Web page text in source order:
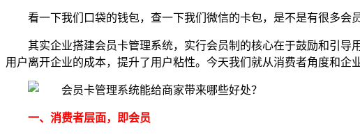
看一下我们口袋的钱包，查一下我们微信的卡包，是不是有很多
其实企业搭建会员卡管理系统，实行会员制的核心在于鼓励和引
用户离开企业的成本，提升了用户粘性。今天我们就从消费者角度和
一、消费者层面，即会员